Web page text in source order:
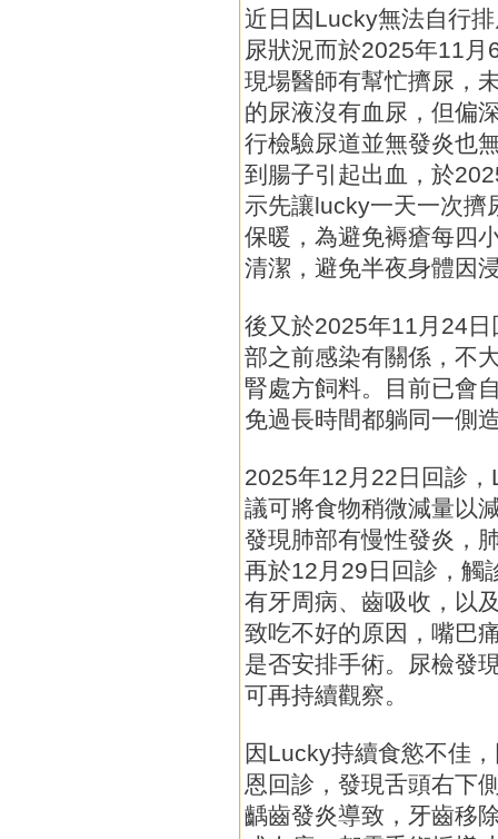
近日因Lucky無法自行
尿狀況而於2025年11
現場醫師有幫忙擠尿，
的尿液沒有血尿，但偏
行檢驗尿道並無發炎也
到腸子引起出血，於
示先讓lucky一天一次擠
保暖，為避免褥瘡每四
清潔，避免半夜身體因
後又於2025年11月24
部之前感染有關係，不
腎處方飼料。目前已會
免過長時間都躺同一側
2025年12月22日回診
議可將食物稍微減量以
發現肺部有慢性發炎，
再於12月29日回診，觸
有牙周病、齒吸收，以
致吃不好的原因，嘴巴
是否安排手術。尿檢發
可再持續觀察。
因Lucky持續食慾不佳
恩回診，發現舌頭右下
齲齒發炎導致，牙齒移